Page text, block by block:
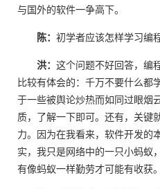
与国外的软件一争高下。
陈： 初学者应该怎样学习编
洪： 这个问题不好回答，编
比较有体会的：千万不要什么都
于一些被舆论炒热而如同过眼烟
质，了解一下即可。还有，关键
力。因为在我看来，软件开发的
实，我只是网络中的一只小蚂
有像蚂蚁一样勤劳才可能有收获。